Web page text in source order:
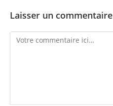
Laisser un commentaire